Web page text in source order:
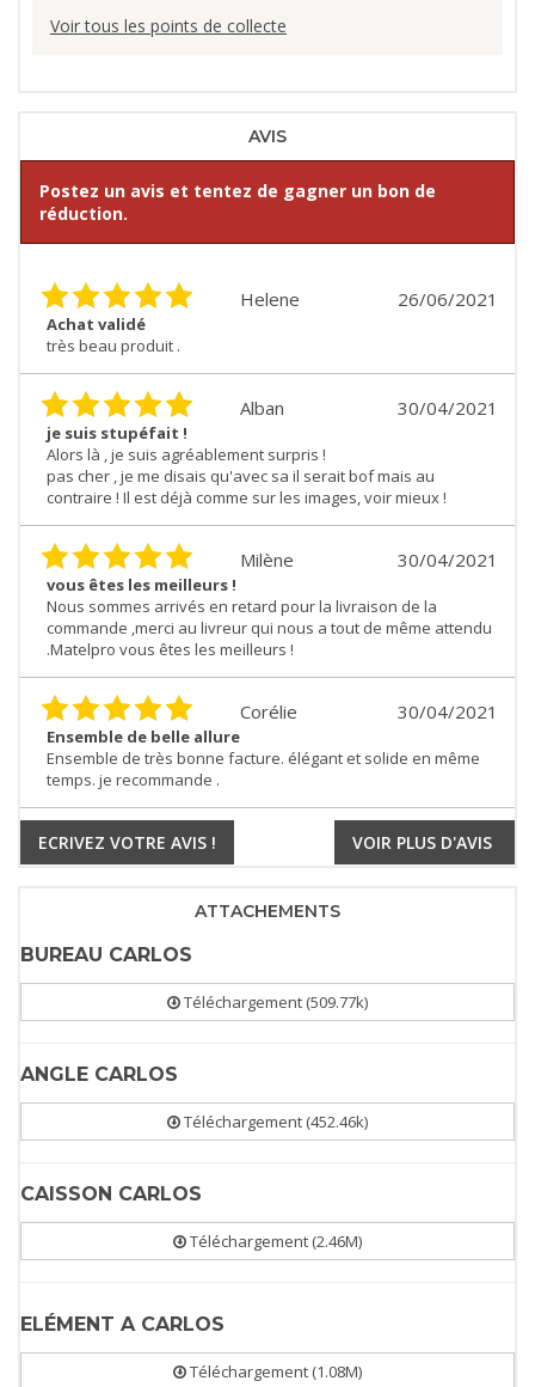
Voir tous les points de collecte
AVIS
Postez un avis et tentez de gagner un bon de
réduction.
26/06/2021
Helene
Achat validé
très beau produit .
30/04/2021
Alban
je suis stupéfait !
Alors là , je suis agréablement surpris !
pas cher , je me disais qu'avec sa il serait bof mais au
contraire ! Il est déjà comme sur les images, voir mieux !
30/04/2021
Milène
vous êtes les meilleurs !
Nous sommes arrivés en retard pour la livraison de la
commande ,merci au livreur qui nous a tout de même attendu
.Matelpro vous êtes les meilleurs !
30/04/2021
Corélie
Ensemble de belle allure
Ensemble de très bonne facture. élégant et solide en même
temps. je recommande .
ECRIVEZ VOTRE AVIS ! VOIR PLUS D'AVIS
ATTACHEMENTS
BUREAU CARLOS
Téléchargement (509.77k)
ANGLE CARLOS
Téléchargement (452.46k)
CAISSON CARLOS
Téléchargement (2.46M)
ELÉMENT A CARLOS
Téléchargement (1.08M)